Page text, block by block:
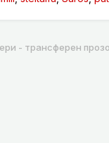
- трансферен